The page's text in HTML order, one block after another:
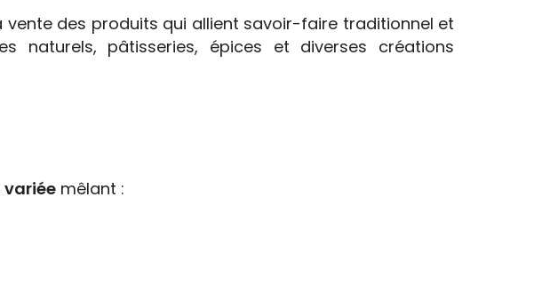
des produits qui allient savoir-faire traditionnel et
naturels, pâtisseries, épices et diverses créations
mêlant :